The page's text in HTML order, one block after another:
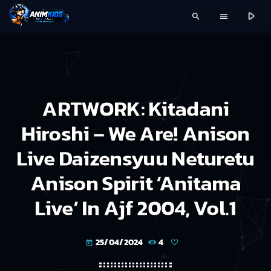
search menu play_arrow
ARTWORK: Kitadani
Hiroshi – We Are! Anison
Live Daizensyuu Neturetu
Anison Spirit ‘Anitama
Live’ In Ajf 2004, Vol.1
today 25/04/2024 4